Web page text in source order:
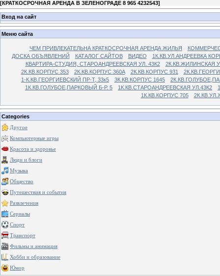
[КРАТКОСРОЧНАЯ АРЕНДА В ЗЕЛЕНОГРАДЕ 8 965 4232543]
Вход на сайт
Меню сайта
ЧЕМ ПРИВЛЕКАТЕЛЬНА КРАТКОСРОЧНАЯ АРЕНДА ЖИЛЬЯ
ДОСКА ОБЪЯВЛЕНИЙ
КАТАЛОГ САЙТОВ ВИДЕО
1К.КВ.УЛ.АНДРЕЕВКА
КВАРТИРА-СТУДИЯ, СТАРОАНДРЕЕВСКАЯ УЛ. 43К2
2К.КВ.ЖИЛИНСКАЯ
2К.КВ.КОРПУС 353
2К.КВ.КОРПУС 360А 2К.КВ.КОРПУС 931
1-К.КВ.ГЕОРГИЕВСКИЙ ПР-Т, 33к5
3К.КВ.КОРПУС 1645
1К.КВ.ГОЛУБОЕ,ПАРКОВЫЙ Б-Р. 5
1К.КВ.СТАРОАНДРЕЕВСКАЯ УЛ.43К2
1К.КВ.КОРПУС 705
Categories
Другое
Компьютерные игры
Красота и здоровье
Люди и блоги
Музыка
Общество
Путешествия и события
Развлечения
Сериалы
Спорт
Транспорт
Фильмы и анимация
Хобби и образование
Юмор